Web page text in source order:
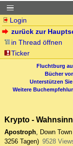
Login
zurück zur
in Thread öffnen
Ticker
Fluchtburg
Bücher
Unterstützen
Weitere
Krypto -
Apostroph, Down
3256 Tagen) 9528